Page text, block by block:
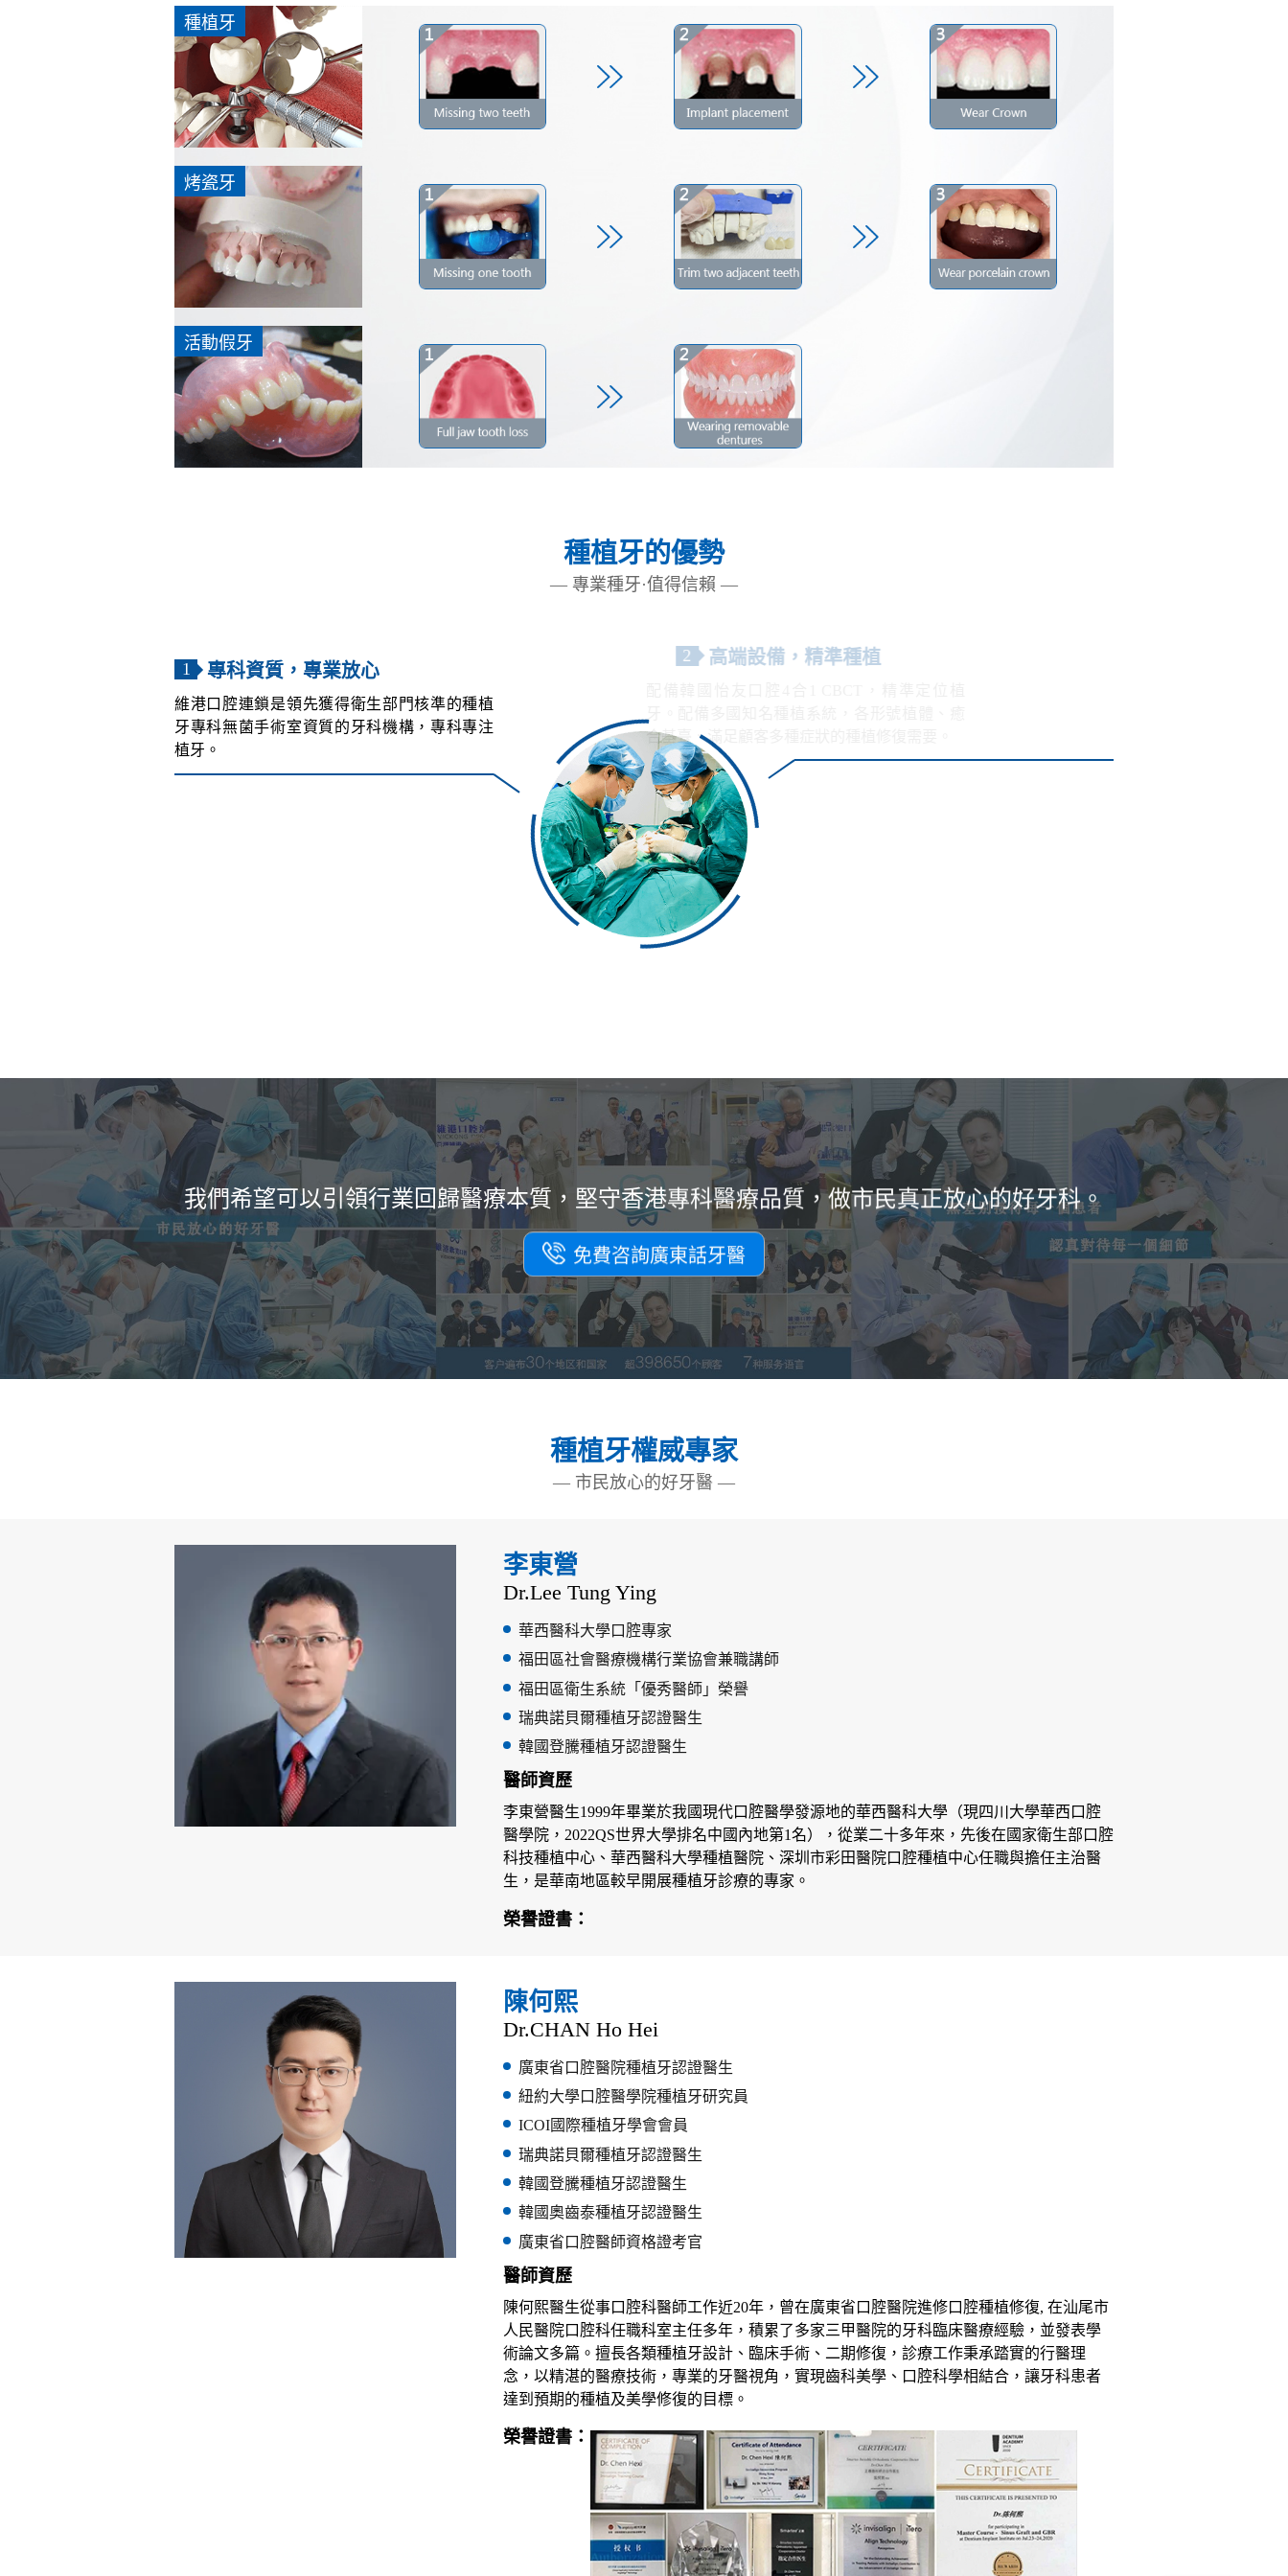
種植牙
烤瓷牙
活動假牙
種植牙的優勢
— 專業種牙·值得信賴 —
1 專科資質，專業放心
維港口腔連鎖是領先獲得衛生部門核準的種植
牙專科無菌手術室資質的牙科機構，專科專注
植牙。
2 高端設備，精準種植
我們希望可以引領行業回歸醫療本質，堅守香港專科醫療品質，做市民真正放心的好牙科。
免費咨詢廣東話牙醫
種植牙權威專家
— 市民放心的好牙醫 —
李東營
Dr.Lee Tung Ying
華西醫科大學口腔專家
福田區社會醫療機構行業協會兼職講師
福田區衛生系統「優秀醫師」榮譽
瑞典諾貝爾種植牙認證醫生
韓國登騰種植牙認證醫生
醫師資歷
李東營醫生1999年畢業於我國現代口腔醫學發源地的華西醫科大學（現四川大學華西口腔
醫學院，2022QS世界大學排名中國內地第1名），從業二十多年來，先後在國家衛生部口腔
科技種植中心、華西醫科大學種植醫院、深圳市彩田醫院口腔種植中心任職與擔任主治醫
生，是華南地區較早開展種植牙診療的專家。
榮譽證書：
陳何熙
Dr.CHAN Ho Hei
廣東省口腔醫院種植牙認證醫生
紐約大學口腔醫學院種植牙研究員
ICOI國際種植牙學會會員
瑞典諾貝爾種植牙認證醫生
韓國登騰種植牙認證醫生
韓國奧齒泰種植牙認證醫生
廣東省口腔醫師資格證考官
醫師資歷
陳何熙醫生從事口腔科醫師工作近20年，曾在廣東省口腔醫院進修口腔種植修復, 在汕尾市
人民醫院口腔科任職科室主任多年，積累了多家三甲醫院的牙科臨床醫療經驗，並發表學
術論文多篇。擅長各類種植牙設計、臨床手術、二期修復，診療工作秉承踏實的行醫理
念，以精湛的醫療技術，專業的牙醫視角，實現齒科美學、口腔科學相結合，讓牙科患者
達到預期的種植及美學修復的目標。
榮譽證書：